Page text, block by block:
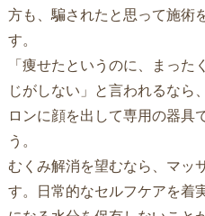
方も、騙されたと思って施術
す。
「痩せたというのに、まっ
じがしない」と言われるなら
ロンに顔を出して専用の器具
う。
むくみ解消を望むなら、マッ
す。日常的なセルフケアを着